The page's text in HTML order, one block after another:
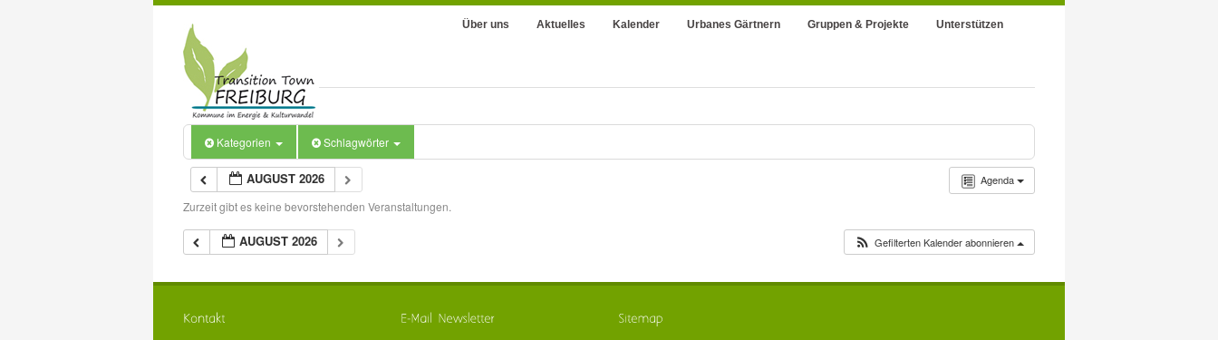
Über uns Aktuelles Kalender Urbanes Gärtnern Gruppen & Projekte Unterstützen
Kategorien Schlagwörter
Agenda
AUGUST 2026
Zurzeit gibt es keine bevorstehenden Veranstaltungen.
AUGUST 2026 Gefilterten Kalender abonnieren